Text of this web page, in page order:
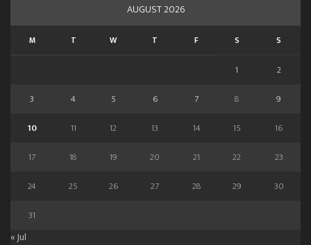
AUGUST 2026
M T W T F S S
1
2
3
4 5 6 7 8
9
10
11 12 13 14 15
16
17
18 19 20 21 22
23
24
25 26 27 28 29
30
31
« Jul